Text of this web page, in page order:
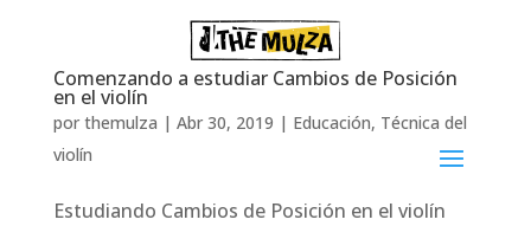
Comenzando a estudiar Cambios de Posición
en el violín
por themulza | Abr 30, 2019 | Educación, Técnica del
violín
Estudiando Cambios de Posición en el violín